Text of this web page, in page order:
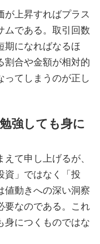
が上昇すればプラス
ムである。取引回数
期になればなるほ
割合や金額が相対的
ってしまうのが正し
強しても身に
て申し上げるが、
資」ではなく「投
値動きへの深い洞察
要なのである。これ
身につくものではな